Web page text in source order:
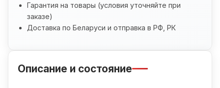
Гарантия на товары (условия уточняйте при
заказе)
Доставка по Беларуси и отправка в РФ, РК
Описание и состояние